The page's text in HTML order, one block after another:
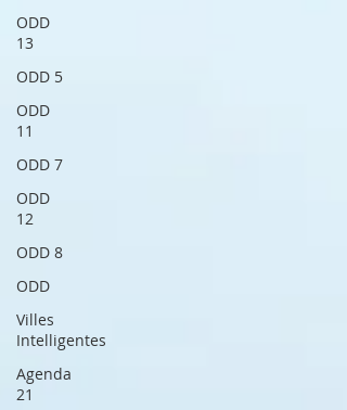
ODD
13
ODD 5
ODD
11
ODD 7
ODD
12
ODD 8
ODD
Villes
Intelligentes
Agenda
21